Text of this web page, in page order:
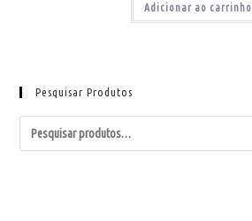
Adicionar ao carrinho
Pesquisar Produtos